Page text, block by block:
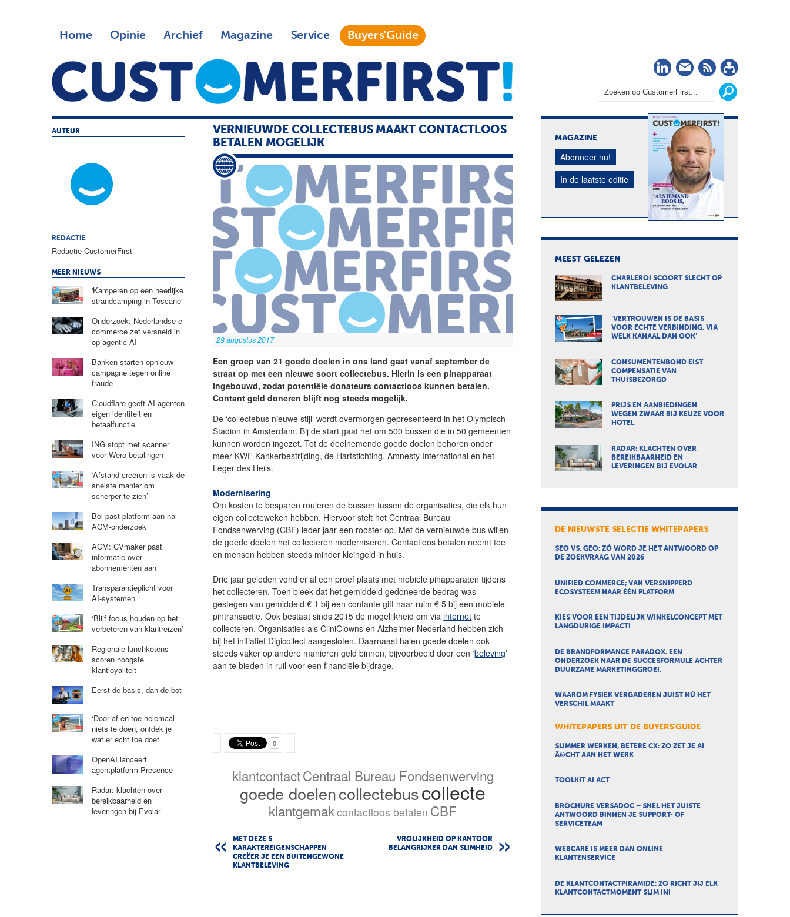
Home Opinie Archief Magazine Service Buyers'Guide
LinkedIn
Nieuwsbrief
RSS
VERNIEUWDE COLLECTEBUS MAAKT CONTACTLOOS
BETALEN MOGELIJK
29 augustus 2017
Een groep van 21 goede doelen in ons land gaat vanaf september de
straat op met een nieuwe soort collectebus. Hierin is een pinapparaat
ingebouwd, zodat potentiële donateurs contactloos kunnen betalen.
Contant geld doneren blijft nog steeds mogelijk.
De ‘collectebus nieuwe stijl’ wordt overmorgen gepresenteerd in het Olympisch
Stadion in Amsterdam. Bij de start gaat het om 500 bussen die in 50 gemeenten
kunnen worden ingezet. Tot de deelnemende goede doelen behoren onder
meer KWF Kankerbestrijding, de Hartstichting, Amnesty International en het
Leger des Heils.
Modernisering
Om kosten te besparen rouleren de bussen tussen de organisaties, die elk hun
eigen collecteweken hebben. Hiervoor stelt het Centraal Bureau
Fondsenwerving (CBF) ieder jaar een rooster op. Met de vernieuwde bus willen
de goede doelen het collecteren moderniseren. Contactloos betalen neemt toe
en mensen hebben steeds minder kleingeld in huis.
Drie jaar geleden vond er al een proef plaats met mobiele pinapparaten tijdens
het collecteren. Toen bleek dat het gemiddeld gedoneerde bedrag was
gestegen van gemiddeld € 1 bij een contante gift naar ruim € 5 bij een mobiele
pintransactie. Ook bestaat sinds 2015 de mogelijkheid om viainternet te
collecteren. Organisaties als CliniClowns en Alzheimer Nederland hebben zich
bij het initiatief Digicollect aangesloten. Daarnaast halen goede doelen ook
steeds vaker op andere manieren geld binnen, bijvoorbeeld door een ‘beleving’
aan te bieden in ruil voor een financiële bijdrage.
0
klantcontactCentraal Bureau Fondsenwerving
goede doelencollectebuscollecte
klantgemakcontactloos betalen CBF
MET DEZE 5
KARAKTEREIGENSCHAPPEN
CREËER JE EEN BUITENGEWONE
KLANTBELEVING
VROLIJKHEID OP KANTOOR
BELANGRIJKER DAN SLIMHEID
AUTEUR
REDACTIE
Redactie CustomerFirst
MEER NIEUWS
'Kamperen op een heerlijke
strandcamping in Toscane'
Onderzoek: Nederlandse e-
commerce zet versneld in
op agentic AI
Banken starten opnieuw
campagne tegen online
fraude
Cloudflare geeft AI-agenten
eigen identiteit en
betaalfunctie
ING stopt met scanner
voor Wero-betalingen
‘Afstand creëren is vaak de
snelste manier om
scherper te zien’
Bol past platform aan na
ACM-onderzoek
ACM: CVmaker past
informatie over
abonnementen aan
Transparantieplicht voor
AI-systemen
‘Blijf focus houden op het
verbeteren van klantreizen’
Regionale lunchketens
scoren hoogste
klantloyaliteit
Eerst de basis, dan de bot
‘Door af en toe helemaal
niets te doen, ontdek je
wat er echt toe doet’
OpenAI lanceert
agentplatform Presence
Radar: klachten over
bereikbaarheid en
leveringen bij Evolar
MAGAZINE
Abonneer nu!
In de laatste editie
MEEST GELEZEN
CHARLEROI SCOORT SLECHT OP
KLANTBELEVING
‘VERTROUWEN IS DE BASIS
VOOR ECHTE VERBINDING, VIA
WELK KANAAL DAN OOK’
CONSUMENTENBOND EIST
COMPENSATIE VAN
THUISBEZORGD
PRIJS EN AANBIEDINGEN
WEGEN ZWAAR BIJ KEUZE VOOR
HOTEL
RADAR: KLACHTEN OVER
BEREIKBAARHEID EN
LEVERINGEN BIJ EVOLAR
DE NIEUWSTE SELECTIE WHITEPAPERS
SEO VS. GEO: ZÓ WORD JE HET ANTWOORD OP
DE ZOEKVRAAG VAN 2026
UNIFIED COMMERCE; VAN VERSNIPPERD
ECOSYSTEEM NAAR ÉÉN PLATFORM
KIES VOOR EEN TIJDELIJK WINKELCONCEPT MET
LANGDURIGE IMPACT!
DE BRANDFORMANCE PARADOX. EEN
ONDERZOEK NAAR DE SUCCESFORMULE ACHTER
DUURZAME MARKETINGGROEI.
WAAROM FYSIEK VERGADEREN JUIST NÚ HET
VERSCHIL MAAKT
WHITEPAPERS UIT DE BUYERS'GUIDE
SLIMMER WERKEN, BETERE CX: ZO ZET JE AI
Ã©CHT AAN HET WERK
TOOLKIT AI ACT
BROCHURE VERSADOC – SNEL HET JUISTE
ANTWOORD BINNEN JE SUPPORT- OF
SERVICETEAM
WEBCARE IS MEER DAN ONLINE
KLANTENSERVICE
DE KLANTCONTACTPIRAMIDE: ZO RICHT JIJ ELK
KLANTCONTACTMOMENT SLIM IN!